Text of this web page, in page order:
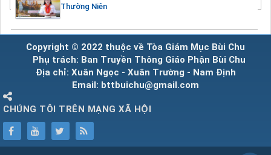
Thường Niên
Copyright © 2022 thuộc về Tòa Giám Mục Bùi Chu
Phụ trách: Ban Truyền Thông Giáo Phận Bùi Chu
Địa chỉ: Xuân Ngọc - Xuân Trường - Nam Định
Email: bttbuichu@gmail.com
CHÚNG TÔI TRÊN MẠNG XÃ HỘI